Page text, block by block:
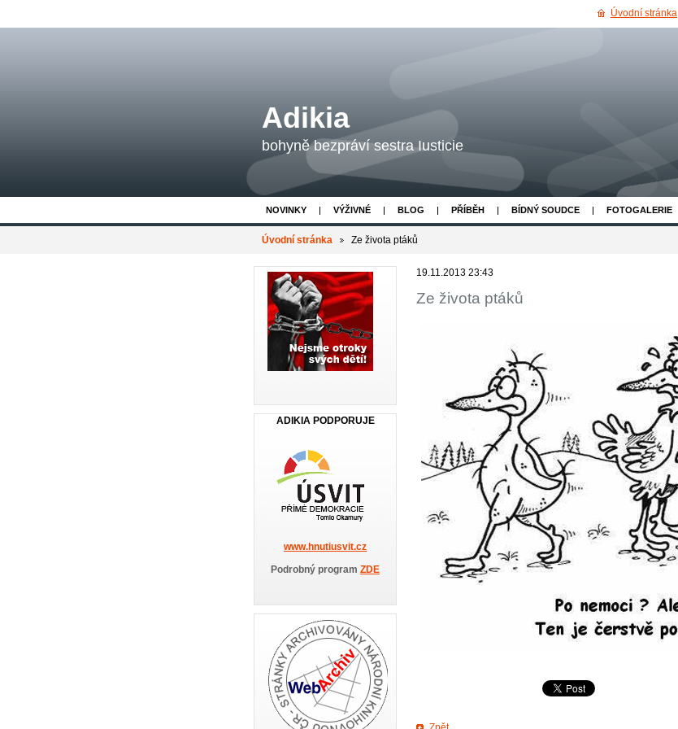
Adikia
bohyně bezpráví sestra Iusticie
NOVINKY VÝŽIVNÉ BLOG PŘÍBĚH BÍDNÝ SOUDCE FOTOGALERIE
Úvodní stránka Ze života ptáků
19.11.2013 23:43
Ze života ptáků
ADIKIA PODPORUJE
www.hnutiusvit.cz
Podrobný program ZDE
Úvodní stránka